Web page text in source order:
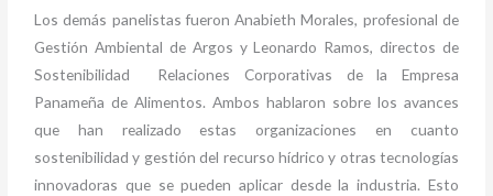
Los demás panelistas fueron Anabieth Morales, profesional de
Gestión Ambiental de Argos y Leonardo Ramos, directos de
Sostenibilidad Relaciones Corporativas de la Empresa
Panameña de Alimentos. Ambos hablaron sobre los avances
que han realizado estas organizaciones en cuanto
sostenibilidad y gestión del recurso hídrico y otras tecnologías
innovadoras que se pueden aplicar desde la industria. Esto